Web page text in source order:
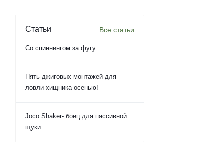
Статьи Все статьи
Со спиннингом за фугу
Пять джиговых монтажей для
ловли хищника осенью!
Joco Shaker- боец для пассивной
щуки